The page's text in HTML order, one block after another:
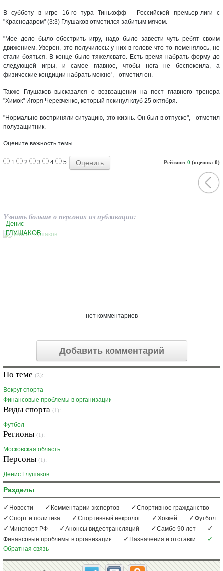
В субботу в игре 16-го тура Тинькофф - Российской премьер-лиги с
"Краснодаром" (3:3) Глушаков отметился забитым мячом.
"Мое дело было обострить игру, надо было завести чуть ребят своим
движением. Уверен, это получилось: у них в голове что-то поменялось, не
стали бояться. В конце было тяжеловато. Есть время набрать форму до
следующей игры, и самое главное, чтобы нога не беспокоила, а
физические кондиции набрать можно", - отметил он.
Также Глушаков высказался о возвращении на пост главного тренера
"Химок" Игоря Черевченко, который покинул клуб 25 октября.
"Нормально восприняли ситуацию, это жизнь. Он был в отпуске", - отметил
полузащитник.
Оцените важность темы
Рейтинг: 0 (оценок: 0)
1 2 3 4 5
Узнать больше о персонах из публикации:
Денис
ГЛУШАКОВ
нет комментариев
Добавить комментарий
По теме (2):
Вокруг спорта
Финансовые проблемы в организации
Виды спорта (1):
Футбол
Регионы (1):
Московская область
Персоны (1):
Денис Глушаков
Разделы
Новости Комментарии экспертов
Спортивное гражданство
Спорт и политика
Спортивный некролог Хоккей
Футбол
Минспорт РФ
Анонсы видеотрансляций
Самбо 90 лет
Финансовые проблемы в организации
Назначения и отставки
Обратная связь